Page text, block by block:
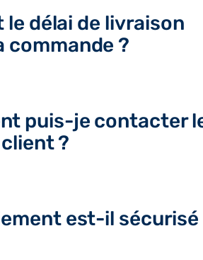
le délai de livraison
commande ?
puis-je contacter
?
est-il sécurisé